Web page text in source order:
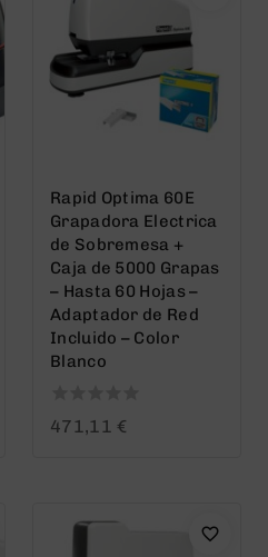
Rapid Optima 60E
Grapadora Electrica
de Sobremesa +
Caja de 5000 Grapas
– Hasta 60 Hojas –
Adaptador de Red
Incluido – Color
Blanco
0
471,11 €